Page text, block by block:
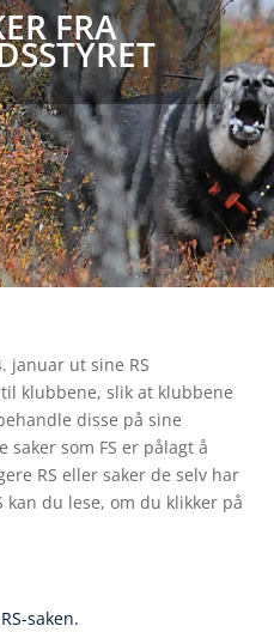
FRA
januar ut sine RS
klubbene, slik at klubbene
disse på sine
saker som FS er pålagt å
RS eller saker de selv har
du lese, om du klikker på
RS-saken.